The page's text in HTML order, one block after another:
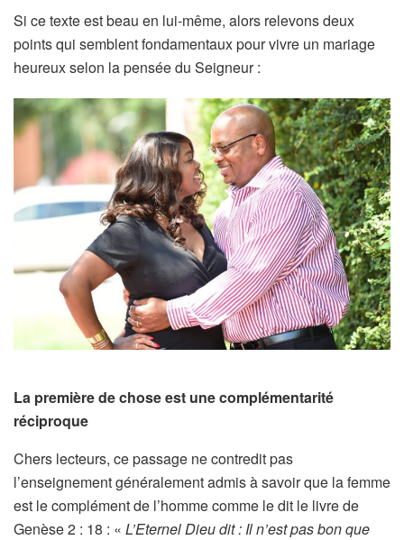
Si ce texte est beau en lui-même, alors relevons deux
points qui semblent fondamentaux pour vivre un mariage
heureux selon la pensée du Seigneur :
La première de chose est une complémentarité
réciproque
Chers lecteurs, ce passage ne contredit pas
l’enseignement généralement admis à savoir que la femme
est le complément de l’homme comme le dit le livre de
Genèse 2 : 18 : « L’Eternel Dieu dit : Il n’est pas bon que